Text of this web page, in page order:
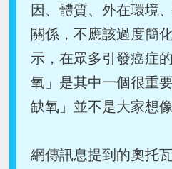
因、體質、外在環境
關係，不應該過度簡
示，在眾多引發癌症
氧」是其中一個很重
缺氧」並不是大家想
網傳訊息提到的奧托